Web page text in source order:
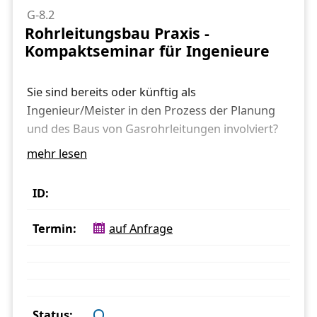
G-8.2
Rohrleitungsbau Praxis -
Kompaktseminar für Ingenieure
Sie sind bereits oder künftig als
Ingenieur/Meister in den Prozess der Planung
und des Baus von Gasrohrleitungen involviert?
Informieren Sie sich in diesem Seminar anhand
Gesamtheit der wichtigsten Anforderungen.
erhalten Sie wertvolle Hinweise zur Beurteilung
Qualifikationskriterien für
mehr lesen
auf Anfrage